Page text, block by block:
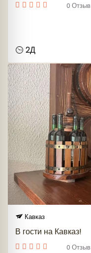
0 Отзыв
2Д
Кавказ
В гости на Кавказ!
0 Отзыв